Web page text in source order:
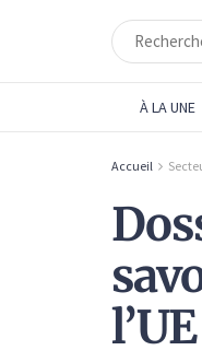
À LA UNE
Accueil
l’UE